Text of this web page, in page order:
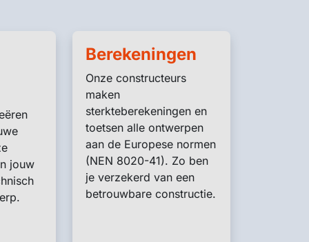
jouw
Berekeningen
Onze constructeurs
maken
sterkteberekeningen en
toetsen alle ontwerpen
aan de Europese normen
(NEN 8020-41). Zo ben
je verzekerd van een
betrouwbare constructie.